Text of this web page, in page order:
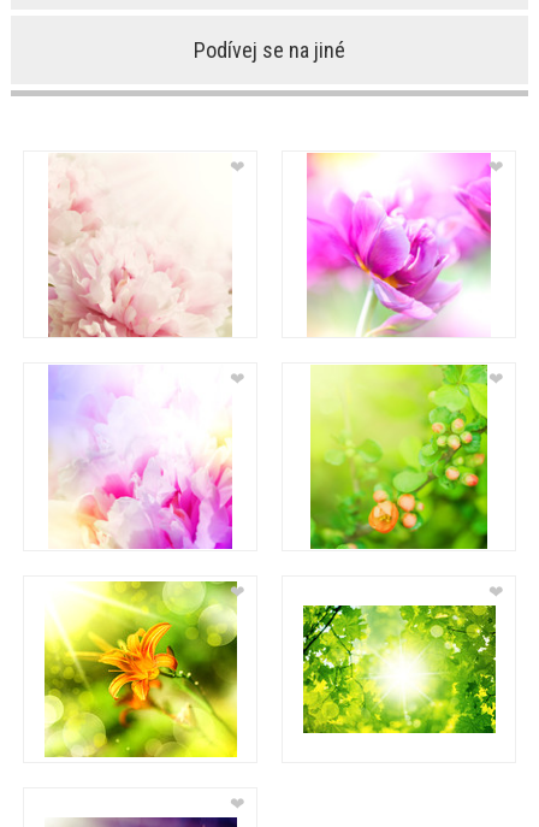
Podívej se na jiné
❤ ❤
❤ ❤
❤ ❤
❤